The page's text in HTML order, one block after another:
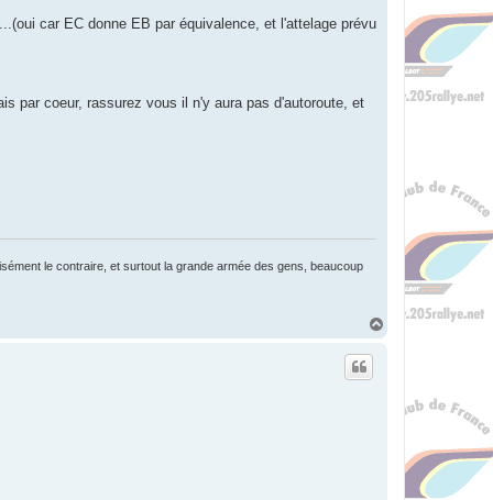
car EC donne EB par équivalence, et l'attelage prévu
par coeur, rassurez vous il n'y aura pas d'autoroute, et
le contraire, et surtout la grande armée des gens, beaucoup